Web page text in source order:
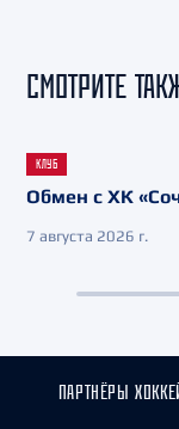
СМОТРИТЕ
КЛУБ
Обмен с ХК
7 августа 2026 г.
ПАРТНЁРЫ